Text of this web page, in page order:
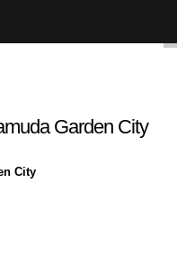
Garden City
City